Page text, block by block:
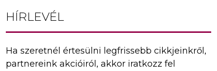
HÍRLEVÉL
Ha szeretnél értesülni legfrissebb cikkjeinkről,
partnereink akcióiról, akkor iratkozz fel